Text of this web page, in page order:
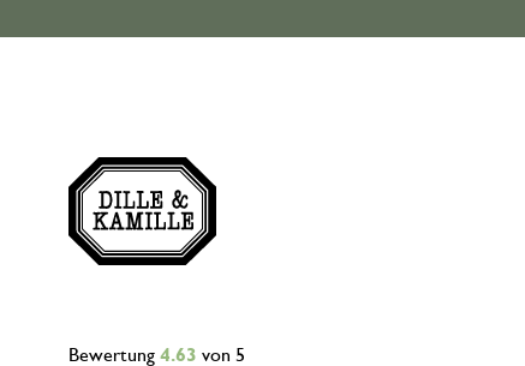
Bewertung 4.63 von 5